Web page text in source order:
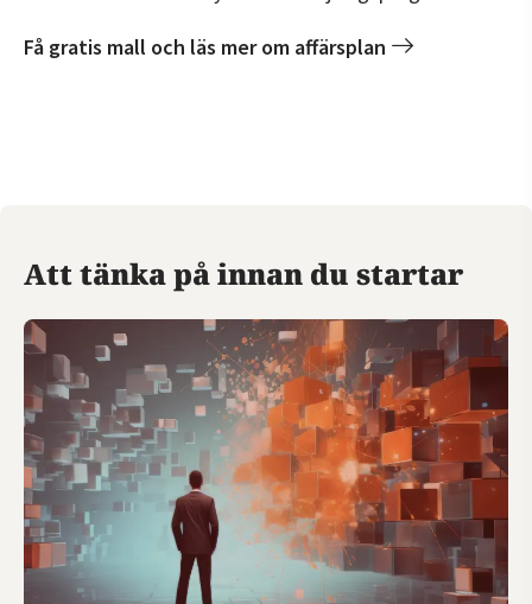
Få gratis mall och läs mer om affärsplan
Att tänka på innan du startar